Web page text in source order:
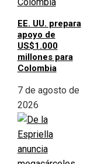
EE. UU. prepara
apoyo de
US$1.000
millones para
Colombia
7 de agosto de
2026